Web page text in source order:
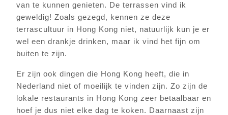
van te kunnen genieten. De terrassen vind ik
geweldig! Zoals gezegd, kennen ze deze
terrascultuur in Hong Kong niet, natuurlijk kun je er
wel een drankje drinken, maar ik vind het fijn om
buiten te zijn.
Er zijn ook dingen die Hong Kong heeft, die in
Nederland niet of moeilijk te vinden zijn. Zo zijn de
lokale restaurants in Hong Kong zeer betaalbaar en
hoef je dus niet elke dag te koken. Daarnaast zijn